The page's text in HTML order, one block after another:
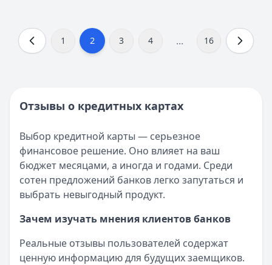
1 2 3 4 ... 16
Отзывы о кредитных картах
Выбор кредитной карты — серьезное
финансовое решение. Оно влияет на ваш
бюджет месяцами, а иногда и годами. Среди
сотен предложений банков легко запутаться и
выбрать невыгодный продукт.
Зачем изучать мнения клиентов банков
Реальные отзывы пользователей содержат
ценную информацию для будущих заемщиков.